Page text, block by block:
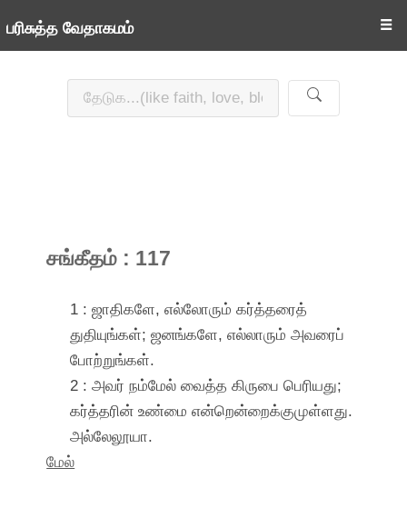
பரிசுத்த வேதாகமம் ☰
சங்கீதம் : 117
1 : ஜாதிகளே, எல்லோரும் கர்த்தரைத்
துதியுங்கள்; ஜனங்களே, எல்லாரும் அவரைப்
போற்றுங்கள்.
2 : அவர் நம்மேல் வைத்த கிருபை பெரியது;
கர்த்தரின் உண்மை என்றென்றைக்குமுள்ளது.
அல்லேலூயா.
மேல்